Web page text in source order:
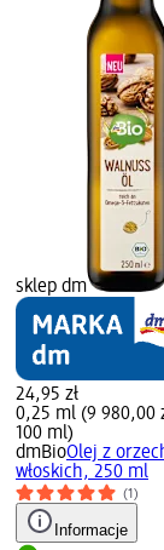
sklep dm
24,95 zł
0,25 ml (9 980,00
100 ml)
dmBioOlej z
włoskich, 250 ml
(1)
Informacje